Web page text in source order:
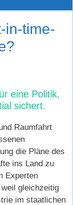
in-time-
eine Politik,
sichert.
Raumfahrt
die Pläne des
ins Land zu
Experten
gleichzeitig
im staatlichen